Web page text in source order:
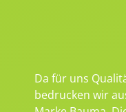
Da für uns
bedrucken wir